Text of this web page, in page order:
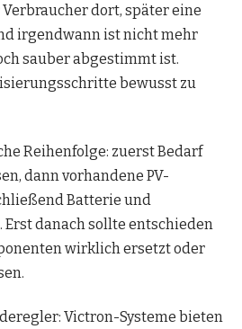
dort, später eine
irgendwann ist nicht mehr
sauber abgestimmt ist.
bewusst zu
Reihenfolge: zuerst Bedarf
dann vorhandene PV-
Batterie und
danach sollte entschieden
wirklich ersetzt oder
Victron-Systeme bieten